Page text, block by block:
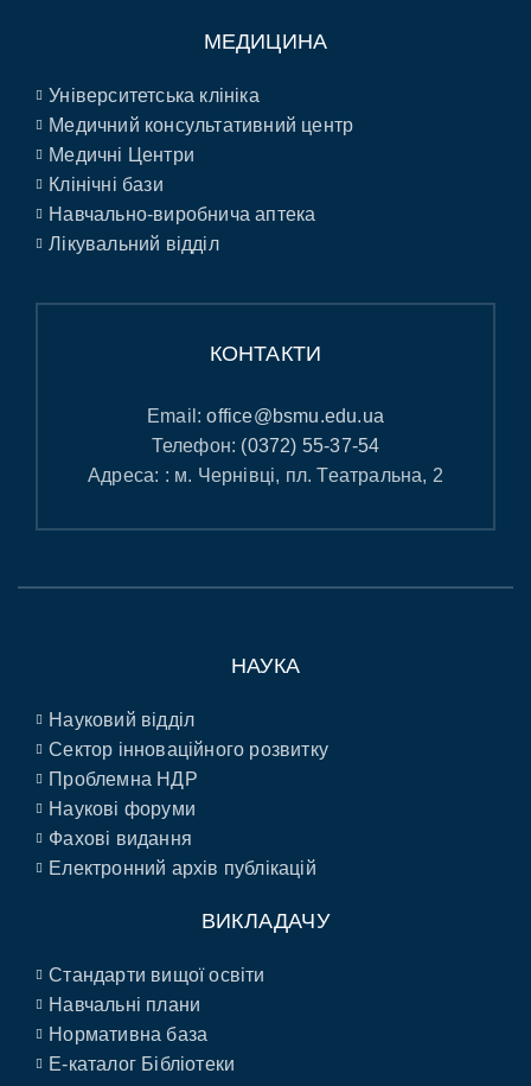
МЕДИЦИНА
Університетська клініка
Медичний консультативний центр
Медичні Центри
Клінічні бази
Навчально-виробнича аптека
Лікувальний відділ
КОНТАКТИ
Email:office@bsmu.edu.ua
Телефон: (0372) 55-37-54
Адреса: : м. Чернівці, пл. Театральна, 2
НАУКА
Науковий відділ
Сектор інноваційного розвитку
Проблемна НДР
Наукові форуми
Фахові видання
Електронний архів публікацій
ВИКЛАДАЧУ
Стандарти вищої освіти
Навчальні плани
Нормативна база
E-каталог Бібліотеки